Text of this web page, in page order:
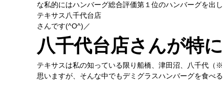
な私的にはハンバーグ総合評価第１位のハンバーグを出
テキサス八千代台店
さんです(^O^)／
八千代台店さんが特
テキサスは私の知っている限り船橋、津田沼、八千代
思いますが、そんな中でもデミグラスハンバーグを食べ